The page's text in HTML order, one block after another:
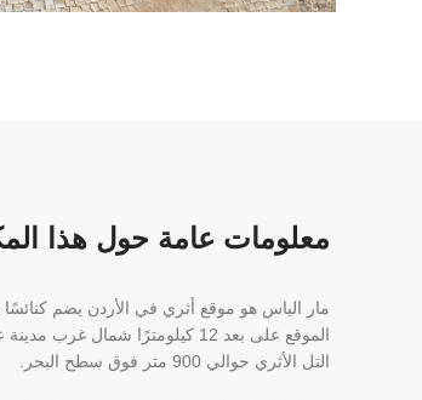
معلومات عامة حول هذا
مار الياس هو موقع أثري في الأردن يضم
الموقع على بعد 12 كيلومترًا
التل الأثري حوالي 900 متر فوق سطح البحر.